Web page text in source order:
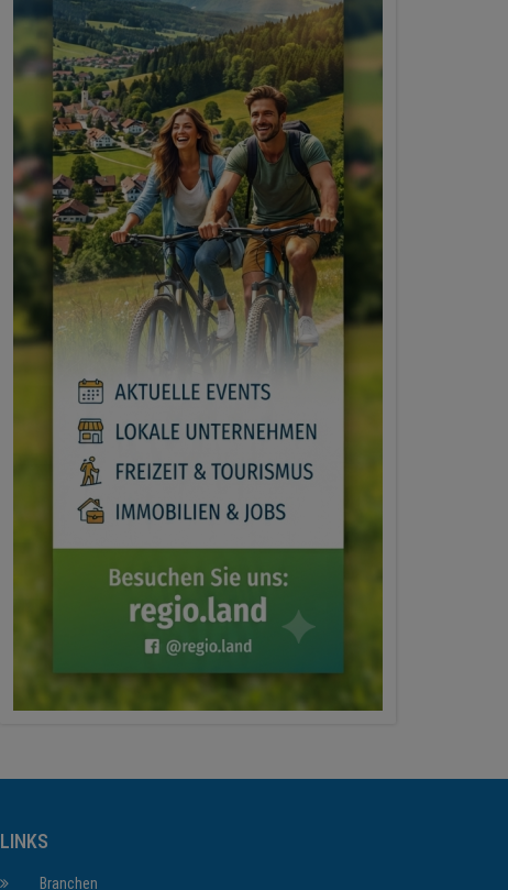
LINKS
Branchen